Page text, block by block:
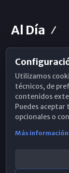
Al Día
Horarios de
Hemeroteca
WhatsApp
Utilizamos
técnicos, de
contenidos
Puedes aceptar
opcionales o
Más información